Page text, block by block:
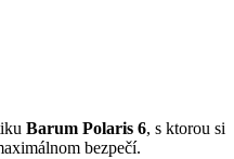
Barum Polaris 6, s ktorou si
bezpečí.